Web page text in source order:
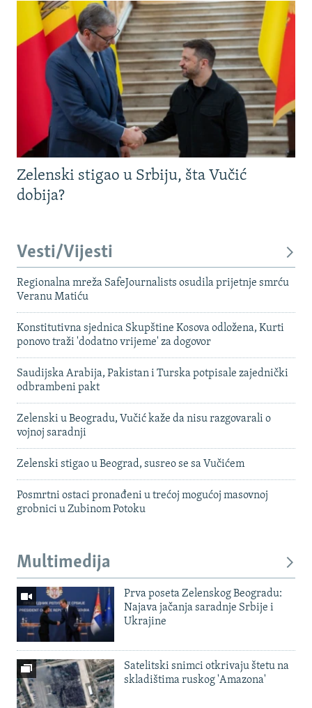
Zelenski stigao u Srbiju, šta Vučić
dobija?
Vesti/Vijesti
Regionalna mreža SafeJournalists osudila prijetnje smrću
Veranu Matiću
Konstitutivna sjednica Skupštine Kosova odložena, Kurti
ponovo traži 'dodatno vrijeme' za dogovor
Saudijska Arabija, Pakistan i Turska potpisale zajednički
odbrambeni pakt
Zelenski u Beogradu, Vučić kaže da nisu razgovarali o
vojnoj saradnji
Zelenski stigao u Beograd, susreo se sa Vučićem
Posmrtni ostaci pronađeni u trećoj mogućoj masovnoj
grobnici u Zubinom Potoku
Multimedija
Prva poseta Zelenskog Beogradu:
Najava jačanja saradnje Srbije i
Ukrajine
Satelitski snimci otkrivaju štetu na
skladištima ruskog 'Amazona'